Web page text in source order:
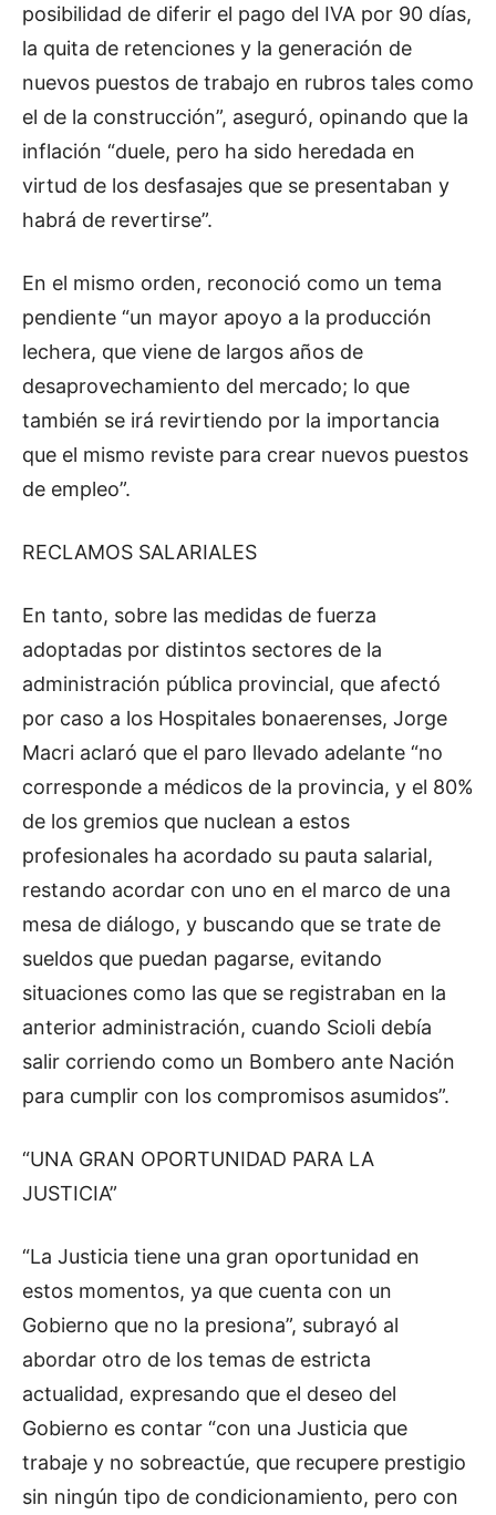
posibilidad de diferir el pago del IVA por 90 días,
la quita de retenciones y la generación de
nuevos puestos de trabajo en rubros tales como
el de la construcción”, aseguró, opinando que la
inflación “duele, pero ha sido heredada en
virtud de los desfasajes que se presentaban y
habrá de revertirse”.
En el mismo orden, reconoció como un tema
pendiente “un mayor apoyo a la producción
lechera, que viene de largos años de
desaprovechamiento del mercado; lo que
también se irá revirtiendo por la importancia
que el mismo reviste para crear nuevos puestos
de empleo”.
RECLAMOS SALARIALES
En tanto, sobre las medidas de fuerza
adoptadas por distintos sectores de la
administración pública provincial, que afectó
por caso a los Hospitales bonaerenses, Jorge
Macri aclaró que el paro llevado adelante “no
corresponde a médicos de la provincia, y el 80%
de los gremios que nuclean a estos
profesionales ha acordado su pauta salarial,
restando acordar con uno en el marco de una
mesa de diálogo, y buscando que se trate de
sueldos que puedan pagarse, evitando
situaciones como las que se registraban en la
anterior administración, cuando Scioli debía
salir corriendo como un Bombero ante Nación
para cumplir con los compromisos asumidos”.
“UNA GRAN OPORTUNIDAD PARA LA
JUSTICIA”
“La Justicia tiene una gran oportunidad en
estos momentos, ya que cuenta con un
Gobierno que no la presiona”, subrayó al
abordar otro de los temas de estricta
actualidad, expresando que el deseo del
Gobierno es contar “con una Justicia que
trabaje y no sobreactúe, que recupere prestigio
sin ningún tipo de condicionamiento, pero con